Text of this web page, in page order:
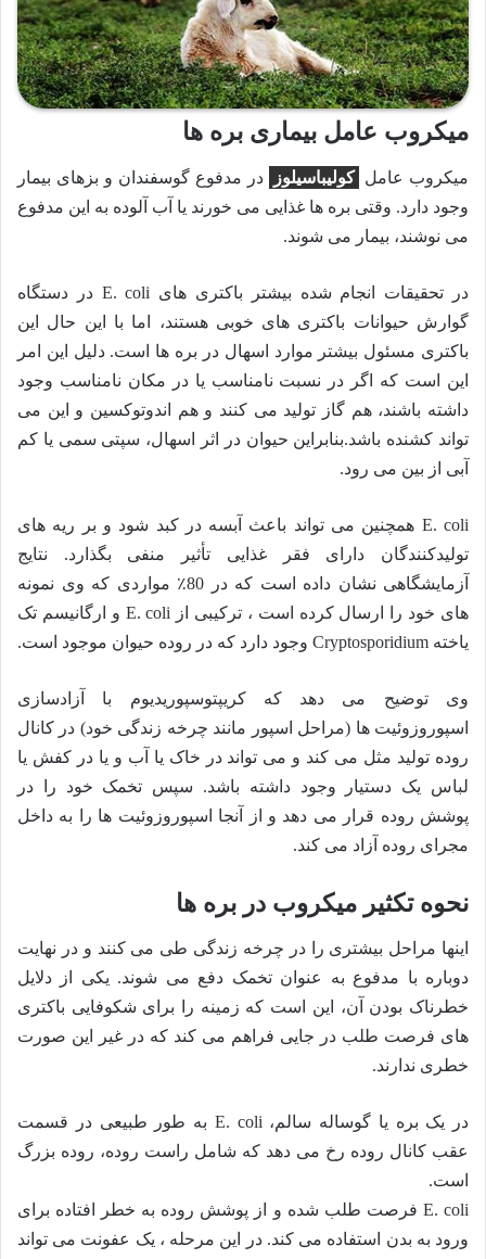
میکروب عامل بیماری بره ها
میکروب عامل کولیباسیلوز
در مدفوع گوسفندان و بزهای بیمار
وجود دارد. وقتی بره ها غذایی می خورند یا آب آلوده به این مدفوع
می نوشند، بیمار می شوند.
در تحقیقات انجام شده بیشتر باکتری های E. coli در دستگاه
گوارش حیوانات باکتری های خوبی هستند، اما با این حال این
باکتری مسئول بیشتر موارد اسهال در بره ها است. دلیل این امر
این است که اگر در نسبت نامناسب یا در مکان نامناسب وجود
داشته باشند، هم گاز تولید می کنند و هم اندوتوکسین و این می
تواند کشنده باشد.بنابراین حیوان در اثر اسهال، سپتی سمی یا کم
آبی از بین می رود.
E. coli همچنین می تواند باعث آبسه در کبد شود و بر ریه های
تولیدکنندگان دارای فقر غذایی تأثیر منفی بگذارد. نتایج
آزمایشگاهی نشان داده است که در 80٪ مواردی که وی نمونه
های خود را ارسال کرده است ، ترکیبی از E. coli و ارگانیسم تک
یاخته Cryptosporidium وجود دارد که در روده حیوان موجود است.
وی توضیح می دهد که کریپتوسپوریدیوم با آزادسازی
اسپوروزوئیت ها (مراحل اسپور مانند چرخه زندگی خود) در کانال
روده تولید مثل می کند و می تواند در خاک یا آب و یا در کفش یا
لباس یک دستیار وجود داشته باشد. سپس تخمک خود را در
پوشش روده قرار می دهد و از آنجا اسپوروزوئیت ها را به داخل
مجرای روده آزاد می کند.
نحوه تکثیر میکروب در بره ها
اینها مراحل بیشتری را در چرخه زندگی طی می کنند و در نهایت
دوباره با مدفوع به عنوان تخمک دفع می شوند. یکی از دلایل
خطرناک بودن آن، این است که زمینه را برای شکوفایی باکتری
های فرصت طلب در جایی فراهم می کند که در غیر این صورت
خطری ندارند.
در یک بره یا گوساله سالم، E. coli به طور طبیعی در قسمت
عقب کانال روده رخ می دهد که شامل راست روده، روده بزرگ
است.
E. coli فرصت طلب شده و از پوشش روده به خطر افتاده برای
ورود به بدن استفاده می کند. در این مرحله ، یک عفونت می تواند